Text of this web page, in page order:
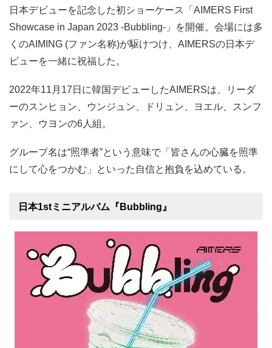
日本デビューを記念した初ショーケース「AIMERS First
Showcase in Japan 2023 -Bubbling-」を開催。会場には多
くのAIMING (ファン名称)が駆けつけ、AIMERSの日本デ
ビューを一緒に祝福した。
2022年11月17日に韓国デビューしたAIMERSは、リーダ
ーのスンヒョン、ウンジュン、ドリュン、ヨエル、スンフ
ァン、ウヨンの6人組。
グループ名は“照準者”という意味で「皆さんの心臓を照準
にして心をつかむ」といった自信と抱負を込めている。
日本1stミニアルバム『Bubbling』